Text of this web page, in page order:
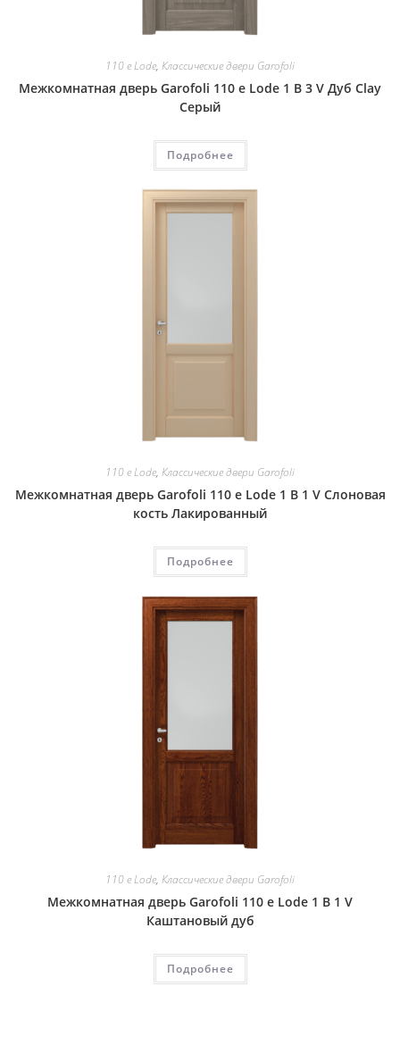
110 e Lode, Классические двери Garofoli
Межкомнатная дверь Garofoli 110 e Lode 1 B 3 V Дуб Clay
Серый
Подробнее
110 e Lode, Классические двери Garofoli
Межкомнатная дверь Garofoli 110 e Lode 1 B 1 V Слоновая
кость Лакированный
Подробнее
110 e Lode, Классические двери Garofoli
Межкомнатная дверь Garofoli 110 e Lode 1 B 1 V
Каштановый дуб
Подробнее